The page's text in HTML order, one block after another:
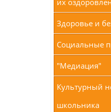
их
Здоровье и
Социальные
"Медиация"
Культурный
школьника